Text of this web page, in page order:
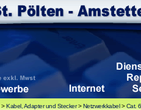
>Kabel, Adapter und Stecker>Netzwerkkabel>Cat.